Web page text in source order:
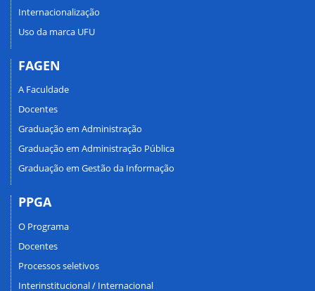
Internacionalização
Uso da marca UFU
FAGEN
A Faculdade
Docentes
Graduação em Administração
Graduação em Administração Pública
Graduação em Gestão da Informação
PPGA
O Programa
Docentes
Processos seletivos
Interinstitucional / Internacional